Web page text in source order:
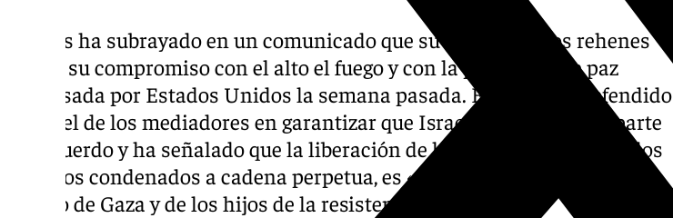
Hamás ha subrayado en un comunicado que su entrega de los rehenes
refleja su compromiso con el alto el fuego y con la propuesta de paz
impulsada por Estados Unidos la semana pasada. El grupo ha defendido
el papel de los mediadores en garantizar que Israel cumpla con su parte
del acuerdo y ha señalado que la liberación de los prisioneros, incluidos
aquellos condenados a cadena perpetua, es «fruto de la fortaleza del
pueblo de Gaza y de los hijos de la resistencia».